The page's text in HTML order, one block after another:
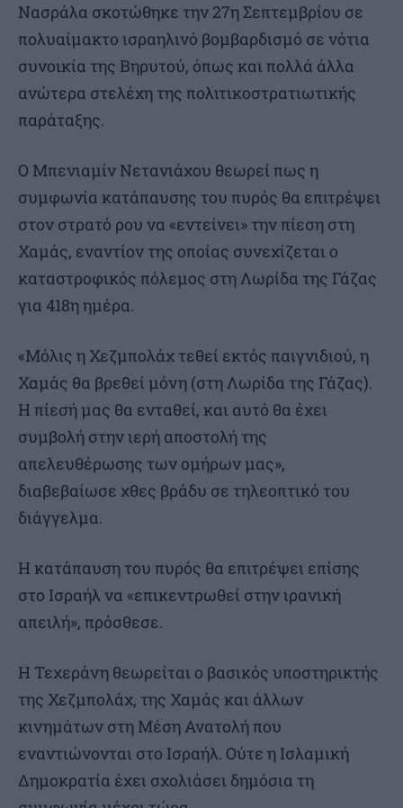
Νασράλα σκοτώθηκε την 27η Σεπτεμβρίου σε
πολυαίμακτο ισραηλινό βομβαρδισμό σε νότια
συνοικία της Βηρυτού, όπως και πολλά άλλα
ανώτερα στελέχη της πολιτικοστρατιωτικής
παράταξης.
Ο Μπενιαμίν Νετανιάχου θεωρεί πως η
συμφωνία κατάπαυσης του πυρός θα επιτρέψει
στον στρατό ρου να «εντείνει» την πίεση στη
Χαμάς, εναντίον της οποίας συνεχίζεται ο
καταστροφικός πόλεμος στη Λωρίδα της Γάζας
για 418η ημέρα.
«Μόλις η Χεζμπολάχ τεθεί εκτός παιγνιδιού, η
Χαμάς θα βρεθεί μόνη (στη Λωρίδα της Γάζας).
Η πίεσή μας θα ενταθεί, και αυτό θα έχει
συμβολή στην ιερή αποστολή της
απελευθέρωσης των ομήρων μας»,
διαβεβαίωσε χθες βράδυ σε τηλεοπτικό του
διάγγελμα.
Η κατάπαυση του πυρός θα επιτρέψει επίσης
στο Ισραήλ να «επικεντρωθεί στην ιρανική
απειλή», πρόσθεσε.
Η Τεχεράνη θεωρείται ο βασικός υποστηρικτής
της Χεζμπολάχ, της Χαμάς και άλλων
κινημάτων στη Μέση Ανατολή που
εναντιώνονται στο Ισραήλ. Ούτε η Ισλαμική
Δημοκρατία έχει σχολιάσει δημόσια τη